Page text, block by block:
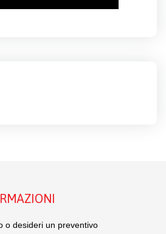
o desideri un preventivo